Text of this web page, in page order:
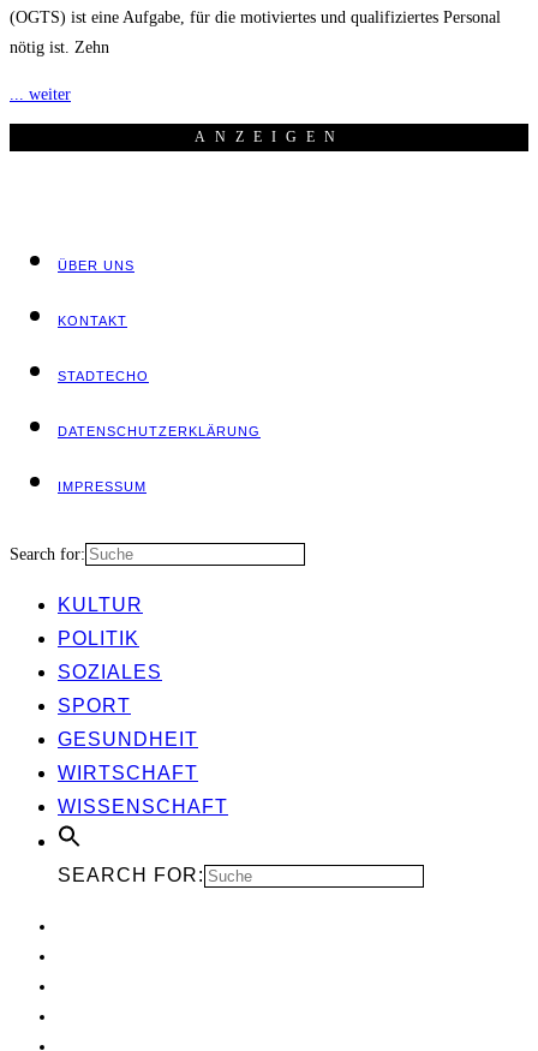
(OGTS) ist eine Aufgabe, für die motiviertes und qualifiziertes Personal
nötig ist. Zehn
... weiter
ANZEI­GEN
ÜBER UNS
KON­TAKT
STADT­ECHO
DATEN­SCHUTZ­ER­KLÄ­RUNG
IMPRES­SUM
Search for:
KUL­TUR
POLI­TIK
SOZIA­LES
SPORT
GESUND­HEIT
WIRT­SCHAFT
WIS­SEN­SCHAFT
SEARCH FOR: